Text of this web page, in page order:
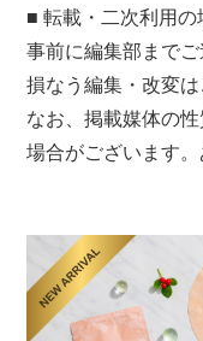
■ 転載・二次利用の
事前に編集部まで
損なう編集・改変は
なお、掲載媒体の
場合がございます。